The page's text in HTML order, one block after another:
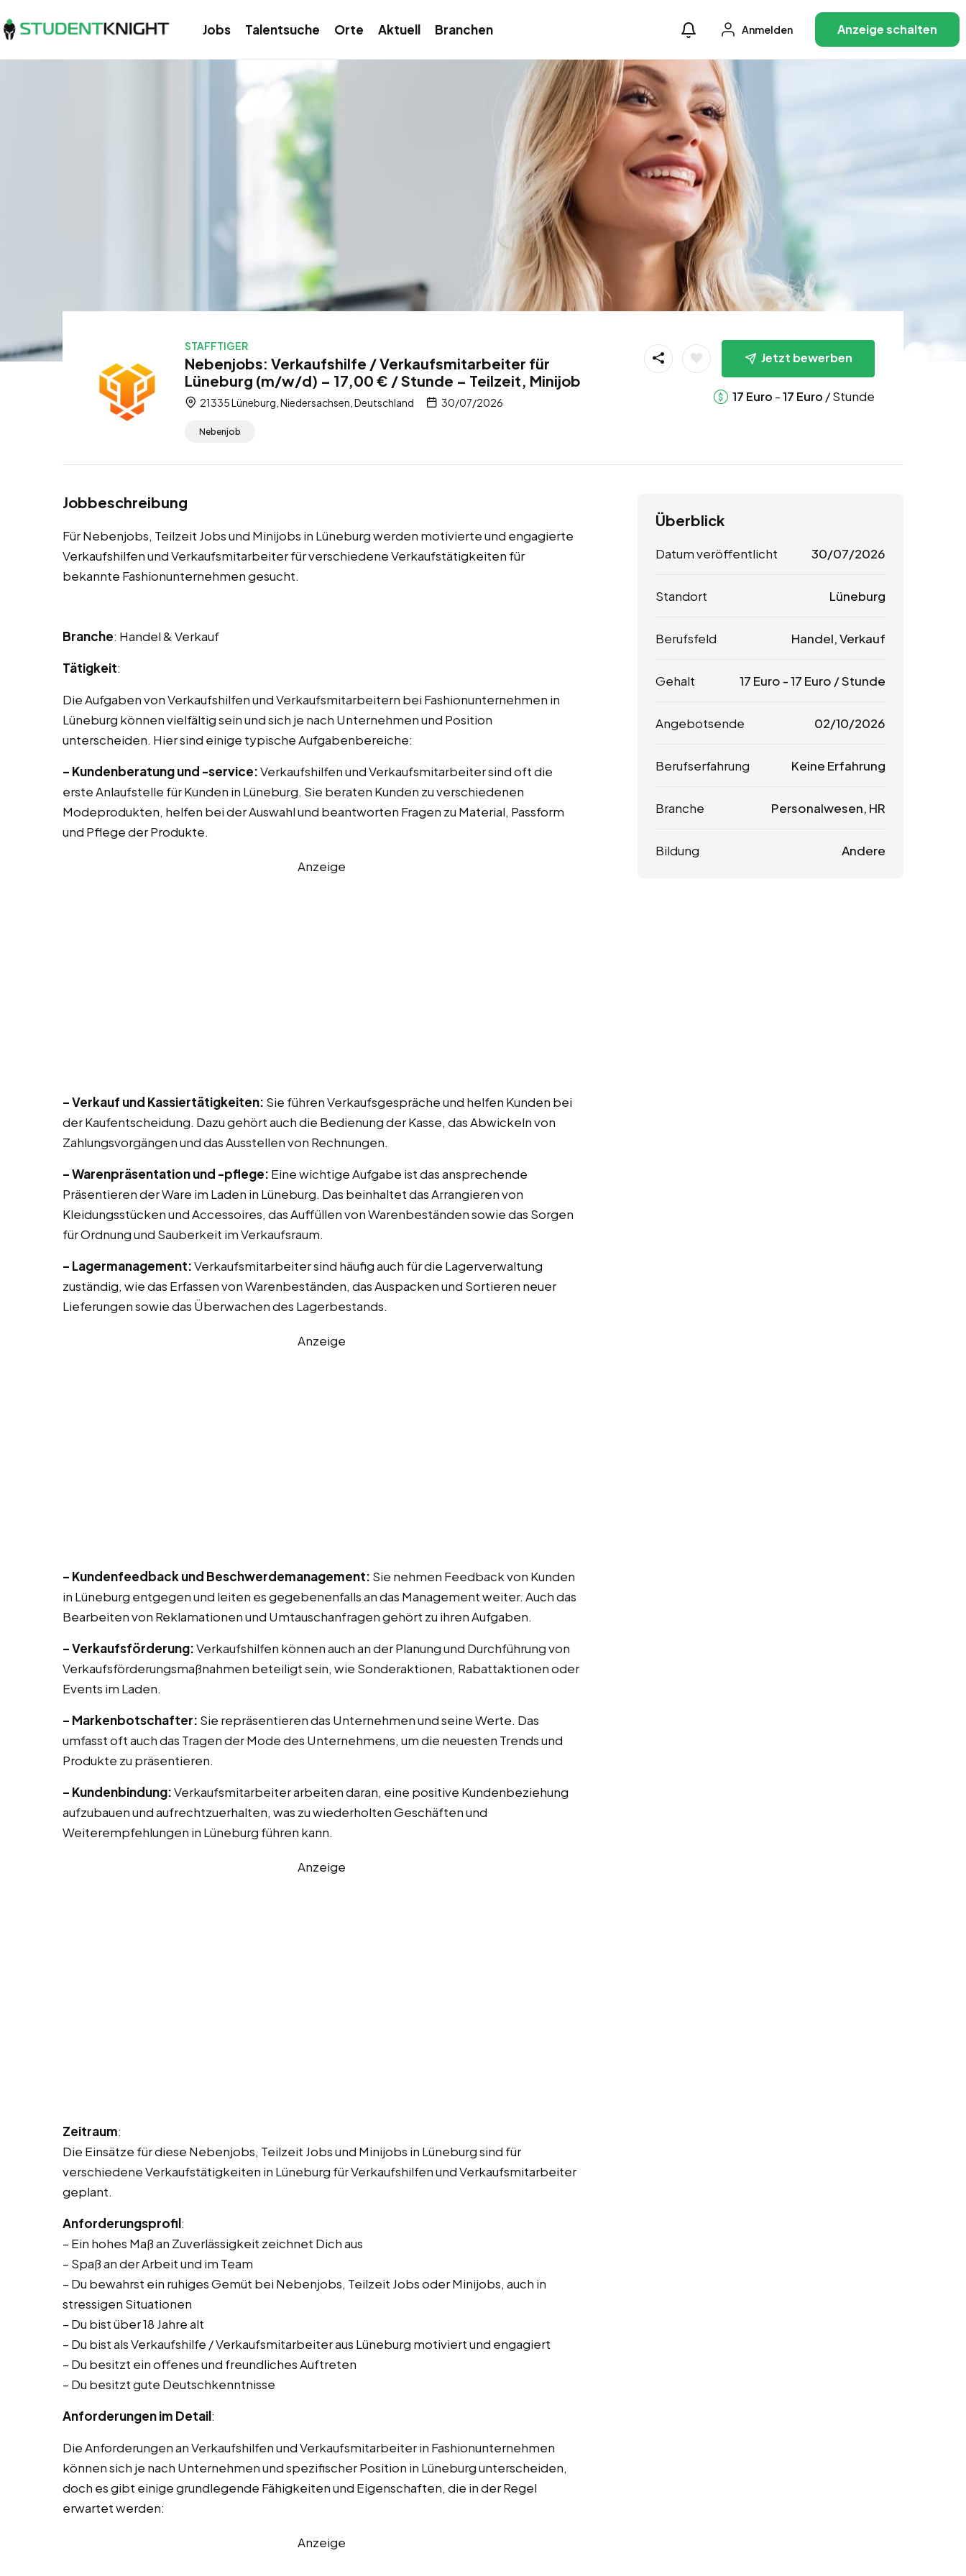
Jobs Talentsuche Orte Aktuell Branchen Anmelden Anzeige schalten
STAFFTIGER
Nebenjobs: Verkaufshilfe / Verkaufsmitarbeiter für
Lüneburg (m/w/d) – 17,00 € / Stunde – Teilzeit, Minijob
21335 Lüneburg, Niedersachsen, Deutschland 30/07/2026
Nebenjob
Jetzt bewerben
17 Euro -17 Euro / Stunde
Jobbeschreibung
Für Nebenjobs, Teilzeit Jobs und Minijobs in Lüneburg werden motivierte und engagierte
Verkaufshilfen und Verkaufsmitarbeiter für verschiedene Verkaufstätigkeiten für
bekannte Fashionunternehmen gesucht.
Branche: Handel & Verkauf
Tätigkeit:
Die Aufgaben von Verkaufshilfen und Verkaufsmitarbeitern bei Fashionunternehmen in
Lüneburg können vielfältig sein und sich je nach Unternehmen und Position
unterscheiden. Hier sind einige typische Aufgabenbereiche:
– Kundenberatung und -service:Verkaufshilfen und Verkaufsmitarbeiter sind oft die
erste Anlaufstelle für Kunden in Lüneburg. Sie beraten Kunden zu verschiedenen
Modeprodukten, helfen bei der Auswahl und beantworten Fragen zu Material, Passform
und Pflege der Produkte.
Anzeige
– Verkauf und Kassiertätigkeiten: Sie führen Verkaufsgespräche und helfen Kunden bei
der Kaufentscheidung. Dazu gehört auch die Bedienung der Kasse, das Abwickeln von
Zahlungsvorgängen und das Ausstellen von Rechnungen.
– Warenpräsentation und -pflege: Eine wichtige Aufgabe ist das ansprechende
Präsentieren der Ware im Laden in Lüneburg. Das beinhaltet das Arrangieren von
Kleidungsstücken und Accessoires, das Auffüllen von Warenbeständen sowie das Sorgen
für Ordnung und Sauberkeit im Verkaufsraum.
– Lagermanagement:Verkaufsmitarbeiter sind häufig auch für die Lagerverwaltung
zuständig, wie das Erfassen von Warenbeständen, das Auspacken und Sortieren neuer
Lieferungen sowie das Überwachen des Lagerbestands.
Anzeige
– Kundenfeedback und Beschwerdemanagement: Sie nehmen Feedback von Kunden
in Lüneburg entgegen und leiten es gegebenenfalls an das Management weiter. Auch das
Bearbeiten von Reklamationen und Umtauschanfragen gehört zu ihren Aufgaben.
– Verkaufsförderung:Verkaufshilfen können auch an der Planung und Durchführung von
Verkaufsförderungsmaßnahmen beteiligt sein, wie Sonderaktionen, Rabattaktionen oder
Events im Laden.
– Markenbotschafter: Sie repräsentieren das Unternehmen und seine Werte. Das
umfasst oft auch das Tragen der Mode des Unternehmens, um die neuesten Trends und
Produkte zu präsentieren.
– Kundenbindung:Verkaufsmitarbeiter arbeiten daran, eine positive Kundenbeziehung
aufzubauen und aufrechtzuerhalten, was zu wiederholten Geschäften und
Weiterempfehlungen in Lüneburg führen kann.
Anzeige
Zeitraum:
Die Einsätze für diese Nebenjobs, Teilzeit Jobs und Minijobs in Lüneburg sind für
verschiedene Verkaufstätigkeiten in Lüneburg für Verkaufshilfen und Verkaufsmitarbeiter
geplant.
Anforderungsprofil:
– Ein hohes Maß an Zuverlässigkeit zeichnet Dich aus
– Spaß an der Arbeit und im Team
– Du bewahrst ein ruhiges Gemüt bei Nebenjobs, Teilzeit Jobs oder Minijobs, auch in
stressigen Situationen
– Du bist über 18 Jahre alt
– Du bist als Verkaufshilfe / Verkaufsmitarbeiter aus Lüneburg motiviert und engagiert
– Du besitzt ein offenes und freundliches Auftreten
– Du besitzt gute Deutschkenntnisse
Anforderungen im Detail:
Die Anforderungen an Verkaufshilfen und Verkaufsmitarbeiter in Fashionunternehmen
können sich je nach Unternehmen und spezifischer Position in Lüneburg unterscheiden,
doch es gibt einige grundlegende Fähigkeiten und Eigenschaften, die in der Regel
erwartet werden:
Anzeige
Überblick
Datum veröffentlicht 30/07/2026
Standort Lüneburg
Berufsfeld Handel, Verkauf
Gehalt 17 Euro -17 Euro / Stunde
Angebotsende 02/10/2026
Berufserfahrung Keine Erfahrung
Branche Personalwesen, HR
Bildung Andere